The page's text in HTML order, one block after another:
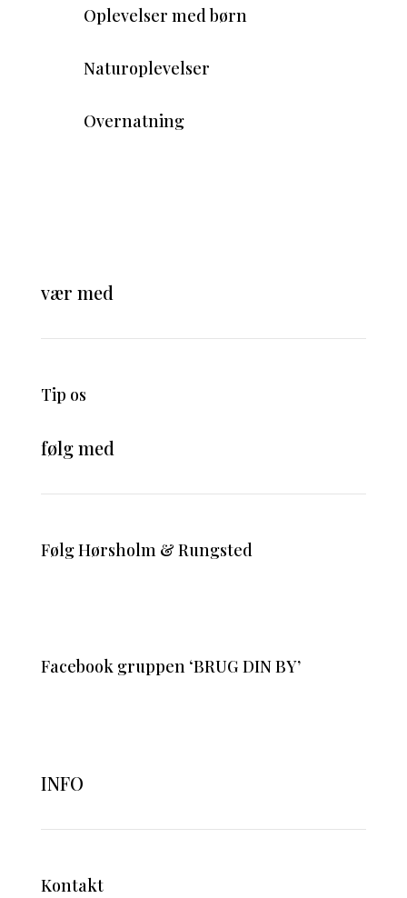
Oplevelser med børn
Naturoplevelser
Overnatning
vær med
Tip os
følg med
Følg Hørsholm & Rungsted
Facebook gruppen ‘BRUG DIN BY’
INFO
Kontakt